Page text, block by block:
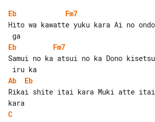
Eb
Fm7
Hito wa kawatte yuku kara Ai no
Eb
Fm7
Samui no ka atsui no ka Dono
Ab
Eb
Rikai shite itai kara Muki atte itai
C